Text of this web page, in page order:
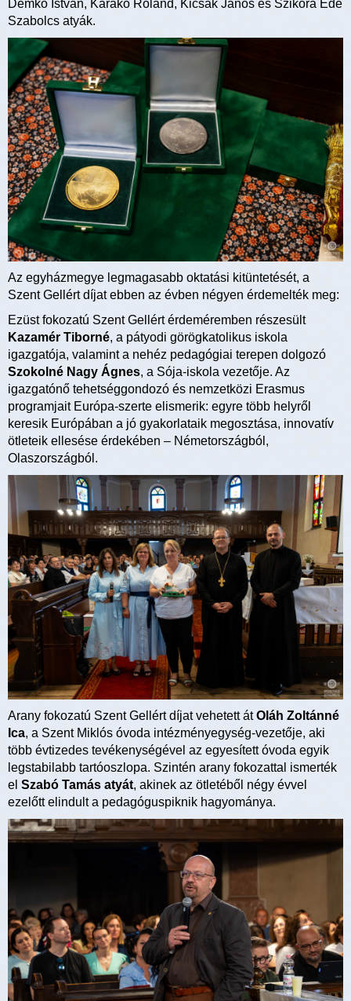
Demkó István, Karakó Roland, Kicsák János és Szikora Ede
Szabolcs atyák.
Az egyházmegye legmagasabb oktatási kitüntetését, a
Szent Gellért díjat ebben az évben négyen érdemelték meg:
Ezüst fokozatú Szent Gellért érdeméremben részesült
Kazamér Tiborné, a pátyodi görögkatolikus iskola
igazgatója, valamint a nehéz pedagógiai terepen dolgozó
Szokolné Nagy Ágnes, a Sója-iskola vezetője. Az
igazgatónő tehetséggondozó és nemzetközi Erasmus
programjait Európa-szerte elismerik: egyre több helyről
keresik Európában a jó gyakorlataik megosztása, innovatív
ötleteik ellesése érdekében – Németországból,
Olaszországból.
Arany fokozatú Szent Gellért díjat vehetett átOláh Zoltánné
Ica, a Szent Miklós óvoda intézményegység-vezetője, aki
több évtizedes tevékenységével az egyesített óvoda egyik
legstabilabb tartóoszlopa. Szintén arany fokozattal ismerték
el Szabó Tamás atyát, akinek az ötletéből négy évvel
ezelőtt elindult a pedagóguspiknik hagyománya.